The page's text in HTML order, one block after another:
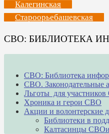
Калегинская
Староорьебашевская
СВО: БИБЛИОТЕКА
СВО: Библиотека
СВО. Законодательные
Льготы для
Хроника и герои СВО
Акции и волонтерские
Библиотеки в
Калтасинцы